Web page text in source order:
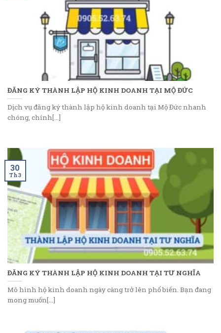
ĐĂNG KÝ THÀNH LẬP HỘ KINH DOANH TẠI MỘ ĐỨC
Dịch vụ đăng ký thành lập hộ kinh doanh tại Mộ Đức nhanh
chóng, chính[...]
ĐĂNG KÝ THÀNH LẬP HỘ KINH DOANH TẠI TƯ NGHĨA
Mô hình hộ kinh doanh ngày càng trở lên phổ biến. Bạn đang
mong muốn[...]
30
Th3